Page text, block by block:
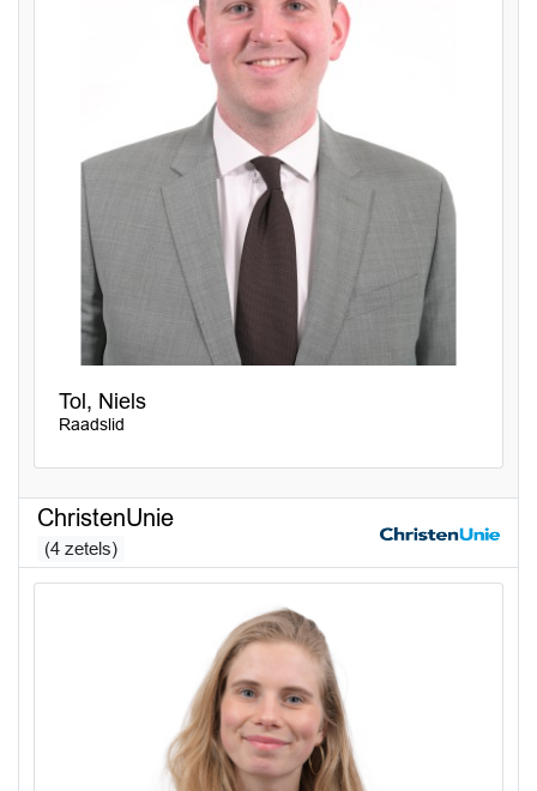
Tol, Niels
Raadslid
ChristenUnie
(4 zetels)